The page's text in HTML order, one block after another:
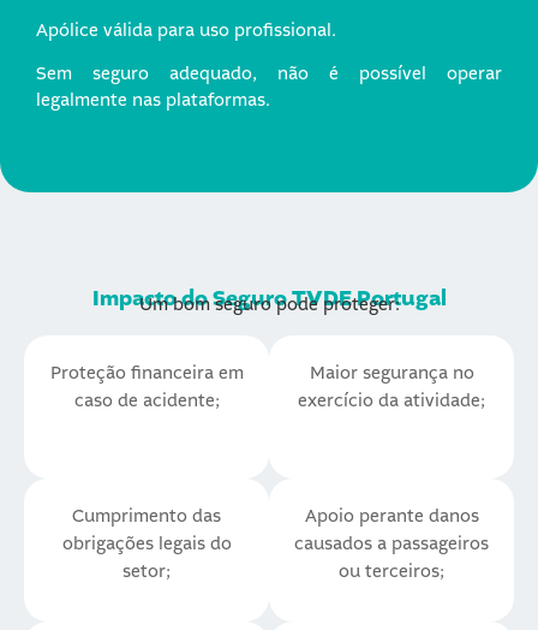
Apólice válida para uso profissional.
Sem seguro adequado, não é possível operar
legalmente nas plataformas.
Impacto do Seguro TVDE Portugal
Um bom seguro pode proteger:
Proteção financeira em
caso de acidente;
Maior segurança no
exercício da atividade;
Cumprimento das
obrigações legais do
setor;
Apoio perante danos
causados a passageiros
ou terceiros;